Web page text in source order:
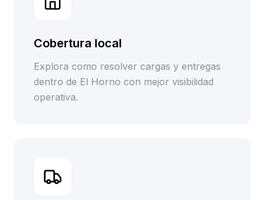
Cobertura local
Explora como resolver cargas y entregas
dentro de El Horno con mejor visibilidad
operativa.